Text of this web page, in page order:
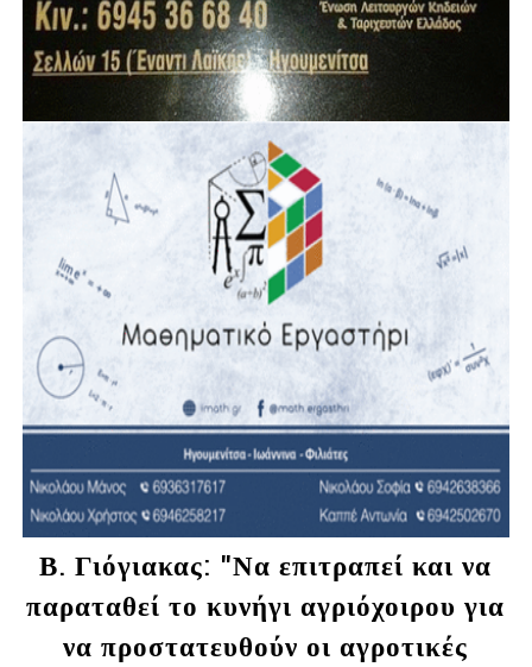
Β. Γιόγιακας: "Να επιτραπεί και να
παραταθεί το κυνήγι αγριόχοιρου για
να προστατευθούν οι αγροτικές